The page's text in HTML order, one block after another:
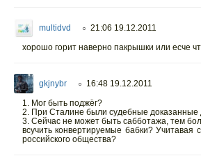
multidvd ○ 21:06 19.12.2011
хорошо горит наверно пакрышки или есче
gkjnybr ○ 16:48 19.12.2011
1. Мог быть поджёг?
2. При Сталине были судебные доказанные
3. Сейчас не может быть сабботажа, тем
всучить конвертируемые бабки? Учитавая
российского общества?